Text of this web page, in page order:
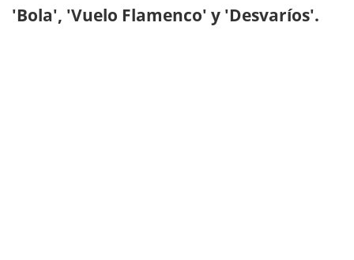
'Bola', 'Vuelo Flamenco' y 'Desvaríos'.